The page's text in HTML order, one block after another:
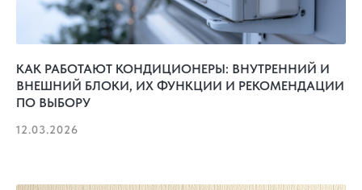
КАК РАБОТАЮТ КОНДИЦИОНЕРЫ: ВНУТРЕННИЙ И
ВНЕШНИЙ БЛОКИ, ИХ ФУНКЦИИ И РЕКОМЕНДАЦИИ
ПО ВЫБОРУ
12.03.2026